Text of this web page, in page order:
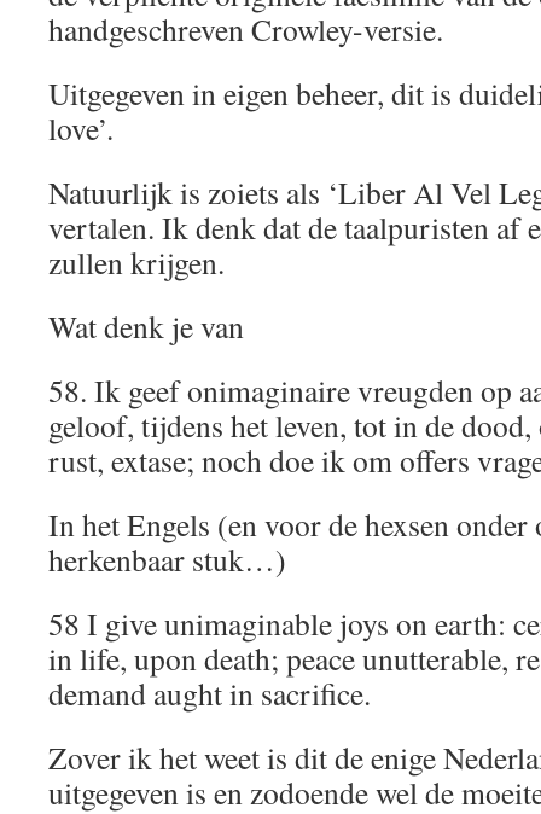
handgeschreven Crowley-versie.
Uitgegeven in eigen beheer, dit is
love’.
Natuurlijk is zoiets als ‘Liber Al Vel
vertalen. Ik denk dat de taalpuristen af
zullen krijgen.
Wat denk je van
58. Ik geef onimaginaire vreugden op
geloof, tijdens het leven, tot in de
rust, extase; noch doe ik om offers
In het Engels (en voor de hexsen onder
herkenbaar stuk…)
58 I give unimaginable joys on earth:
in life, upon death; peace unutterable,
demand aught in sacrifice.
Zover ik het weet is dit de enige
uitgegeven is en zodoende wel de